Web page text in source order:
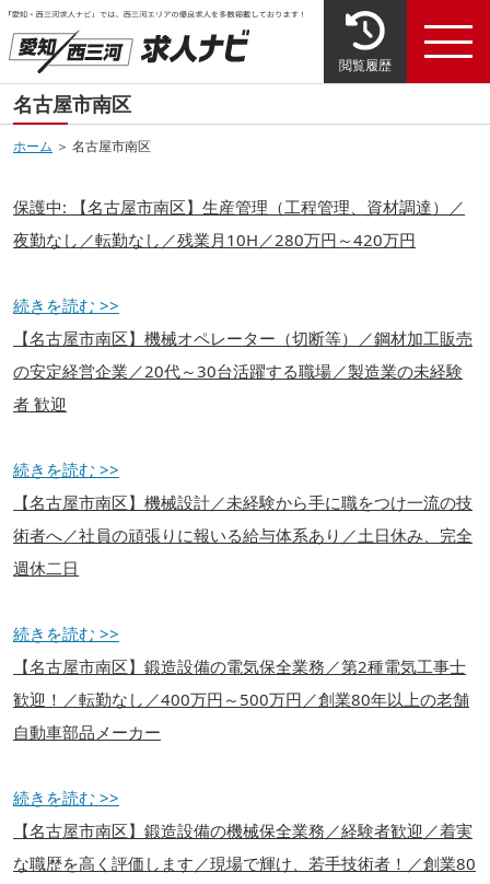
閲覧履歴
名古屋市南区
ホーム ＞ 名古屋市南区
保護中: 【名古屋市南区】生産管理（工程管理、資材調達）／
夜勤なし／転勤なし／残業月10H／280万円～420万円
続きを読む >>
【名古屋市南区】機械オペレーター（切断等）／鋼材加工販売
の安定経営企業／20代～30台活躍する職場／製造業の未経験
者 歓迎
続きを読む >>
【名古屋市南区】機械設計／未経験から手に職をつけ一流の技
術者へ／社員の頑張りに報いる給与体系あり／土日休み、完全
週休二日
続きを読む >>
【名古屋市南区】鍛造設備の電気保全業務／第2種電気工事士
歓迎！／転勤なし／400万円～500万円／創業80年以上の老舗
自動車部品メーカー
続きを読む >>
【名古屋市南区】鍛造設備の機械保全業務／経験者歓迎／着実
な職歴を高く評価します／現場で輝け、若手技術者！／創業80